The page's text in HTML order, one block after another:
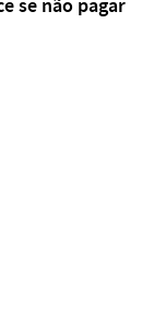
se não pagar